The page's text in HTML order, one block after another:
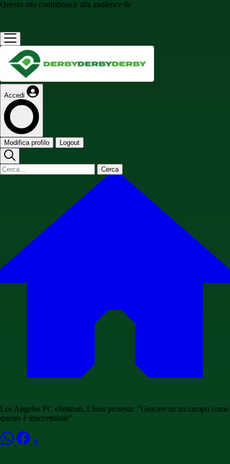
Questo sito contribuisce alla audience de
Accedi
Modifica profilo Logout
Cerca
Los Angeles FC eliminati, Lloris protesta: "Giocare su un campo come
questo è inaccettabile"